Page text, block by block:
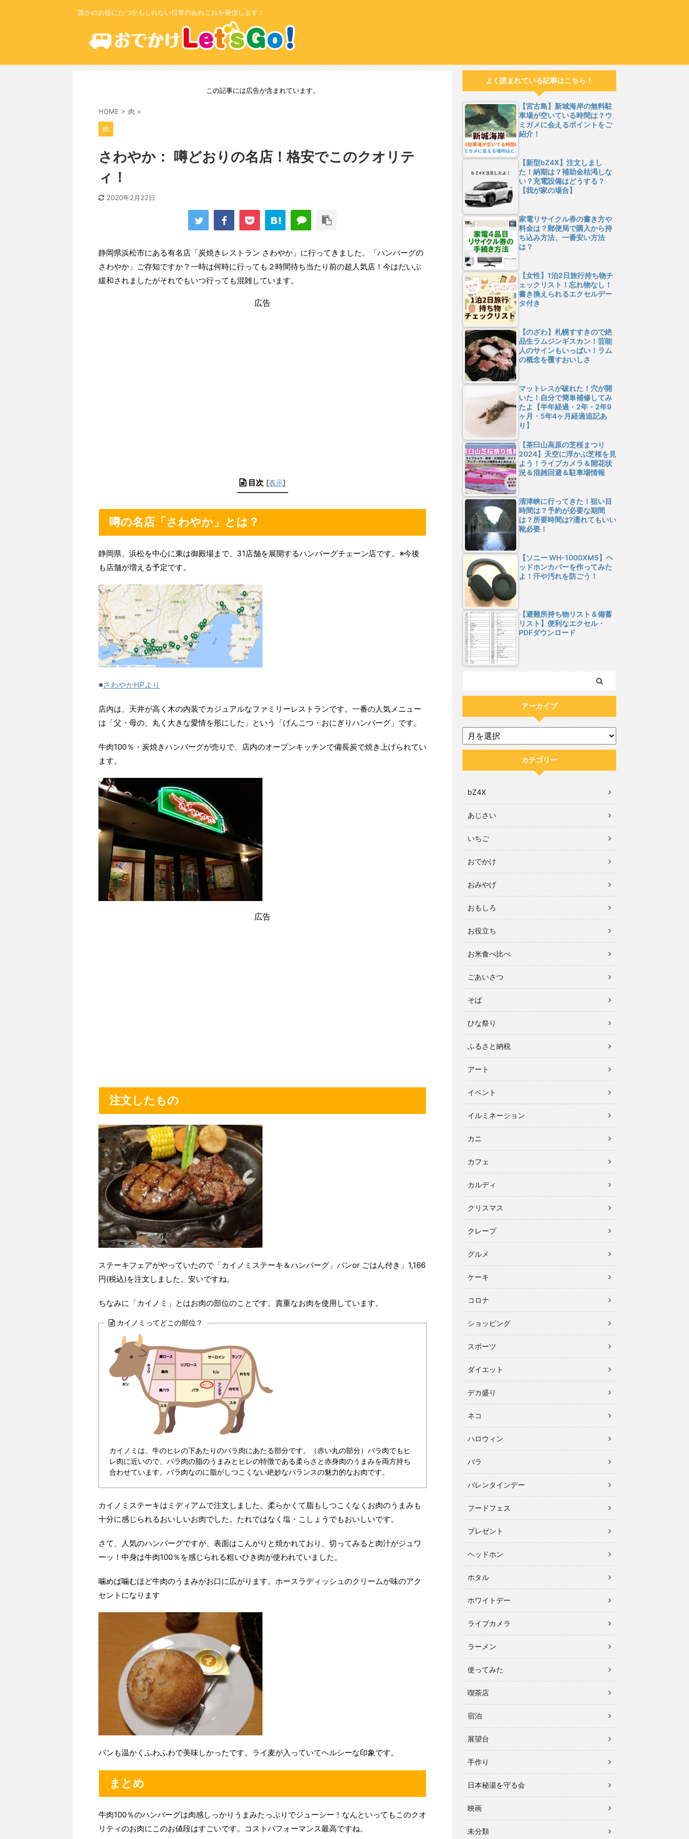
誰かのお役にたつかもしれない日常のあれこれを発信します！
この記事には広告が含まれています。
HOME > 肉 >
肉
さわやか： 噂どおりの名店！格安でこのクオリテ
ィ！
2020年2月22日
静岡県浜松市にある有名店「炭焼きレストラン さわやか」に行ってきました。「ハンバーグの
さわやか」ご存知ですか？一時は何時に行っても２時間待ち当たり前の超人気店！今はだいぶ
緩和されましたがそれでもいつ行っても混雑しています。
広告
目次 [表示]
噂の名店「さわやか」とは？
静岡県、浜松を中心に東は御殿場まで、31店舗を展開するハンバーグチェーン店です。※今後
も店舗が増える予定です。
※さわやかHPより
店内は、天井が高く木の内装でカジュアルなファミリーレストランです。一番の人気メニュー
は「父・母の、丸く大きな愛情を形にした」という「げんこつ・おにぎりハンバーグ」です。
牛肉100％・炭焼きハンバーグが売りで、店内のオープンキッチンで備長炭で焼き上げられてい
ます。
広告
注文したもの
ステーキフェアがやっていたので「カイノミステーキ＆ハンバーグ」パンor ごはん付き」1,166
円(税込)を注文しました。安いですね。
ちなみに「カイノミ」とはお肉の部位のことです。貴重なお肉を使用しています。
カイノミってどこの部位？
カイノミは、牛のヒレの下あたりのバラ肉にあたる部分です。（赤い丸の部分）バラ肉でもヒ
レ肉に近いので、バラ肉の脂のうまみとヒレの特徴である柔らさと赤身肉のうまみを両方持ち
合わせています。バラ肉なのに脂がしつこくない絶妙なバランスの魅力的なお肉です。
カイノミステーキはミディアムで注文しました。柔らかくて脂もしつこくなくお肉のうまみも
十分に感じられるおいしいお肉でした。たれではなく塩・こしょうでもおいしいです。
さて、人気のハンバーグですが、表面はこんがりと焼かれており、切ってみると肉汁がジュワ
ーッ！中身は牛肉100％を感じられる粗いひき肉が使われていました。
噛めば噛むほど牛肉のうまみがお口に広がります。ホースラディッシュのクリームが味のアク
セントになります
パンも温かくふわふわで美味しかったです。ライ麦が入っていてヘルシーな印象です。
まとめ
牛肉100％のハンバーグは肉感しっかりうまみたっぷりでジューシー！なんといってもこのクオ
リティのお肉にこのお値段はすごいです。コストパフォーマンス最高ですね。
よく読まれている記事はこちら！
【宮古島】新城海岸の無料駐
車場が空いている時間は？ウ
ミガメに会えるポイントをご
紹介！
【新型bZ4X】注文しまし
た！納期は？補助金枯渇しな
い？充電設備はどうする？
【我が家の場合】
家電リサイクル券の書き方や
料金は？郵便局で購入から持
ち込み方法、一番安い方法
は？
【女性】1泊2日旅行持ち物チ
ェックリスト！忘れ物なし！
書き換えられるエクセルデー
タ付き
【のざわ】札幌すすきので絶
品生ラムジンギスカン！芸能
人のサインもいっぱい！ラム
の概念を覆すおいしさ
マットレスが破れた！穴が開
いた！自分で簡単補修してみ
たよ【半年経過・2年・2年9
ヶ月・5年4ヶ月経過追記あ
り】
【茶臼山高原の芝桜まつり
2024】天空に浮かぶ芝桜を見
よう！ライブカメラ＆開花状
況＆混雑回避＆駐車場情報
清津峡に行ってきた！狙い目
時間は？予約が必要な期間
は？所要時間は?濡れてもいい
靴必要！
【ソニー WH-1000XM5】ヘ
ッドホンカバーを作ってみた
よ！汗や汚れを防ごう！
【避難所持ち物リスト＆備蓄
リスト】便利なエクセル・
PDFダウンロード
アーカイブ
カテゴリー
bZ4X
あじさい
いちご
おでかけ
おみやげ
おもしろ
お役立ち
お米食べ比べ
ごあいさつ
そば
ひな祭り
ふるさと納税
アート
イベント
イルミネーション
カニ
カフェ
カルディ
クリスマス
クレープ
グルメ
ケーキ
コロナ
ショッピング
スポーツ
ダイエット
デカ盛り
ネコ
ハロウィン
バラ
バレンタインデー
フードフェス
プレゼント
ヘッドホン
ホタル
ホワイトデー
ライブカメラ
ラーメン
使ってみた
喫茶店
宿泊
展望台
手作り
日本秘湯を守る会
映画
未分類